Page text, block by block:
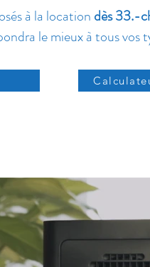
à la location dès 33.-
le mieux à tous vos